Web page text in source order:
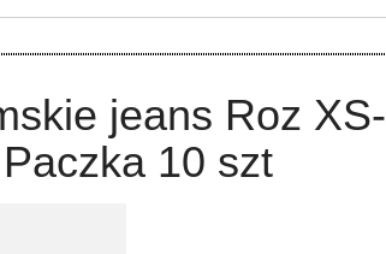
jeans Roz XS-
10 szt